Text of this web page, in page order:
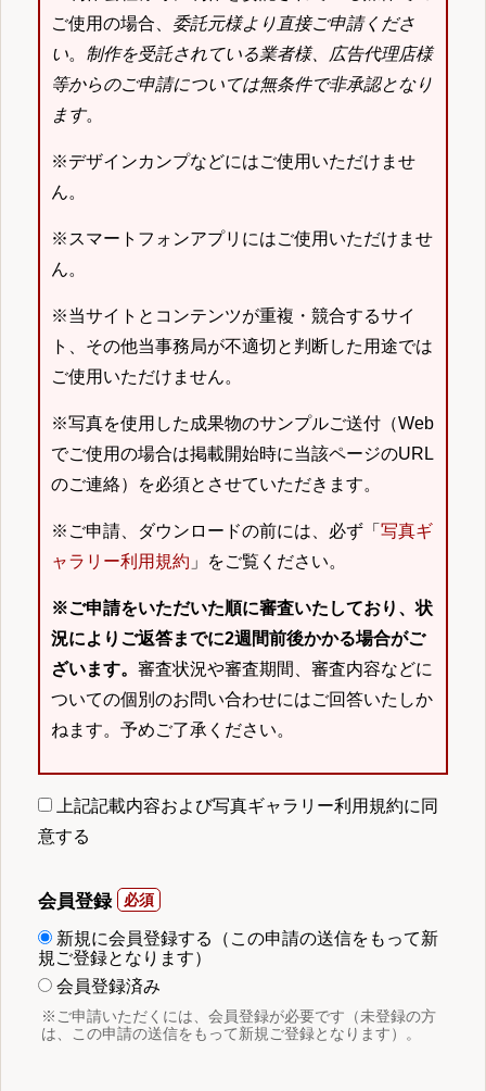
ご使用の場合、 委託元様より直接ご申請くださ
い。 制作を受託されている業者様、広告代理店様
等からのご申請については無条件で非承認となり
ます。
※デザインカンプなどにはご使用いただけませ
ん。
※スマートフォンアプリにはご使用いただけませ
ん。
※当サイトとコンテンツが重複・競合するサイ
ト、その他当事務局が不適切と判断した用途では
ご使用いただけません。
※写真を使用した成果物のサンプルご送付（Web
でご使用の場合は掲載開始時に当該ページのURL
のご連絡）を必須とさせていただきます。
※ご申請、ダウンロードの前には、必ず「 写真ギ
ャラリー利用規約 」をご覧ください。
※ご申請をいただいた順に審査いたしており、状
況によりご返答までに2週間前後かかる場合がご
ざいます。 審査状況や審査期間、審査内容などに
ついての個別のお問い合わせにはご回答いたしか
ねます。予めご了承ください。
上記記載内容および写真ギャラリー利用規約に同
意する
会員登録
新規に会員登録する（この申請の送信をもって新
規ご登録となります）
会員登録済み
※ご申請いただくには、会員登録が必要です（未登録の方
は、この申請の送信をもって新規ご登録となります）。